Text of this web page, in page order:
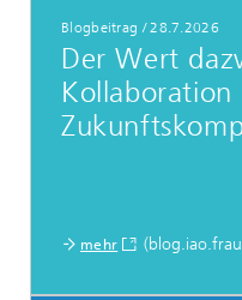
Blogbeitrag / 28.7.2026
Der Wert
Kollaboration
mehr